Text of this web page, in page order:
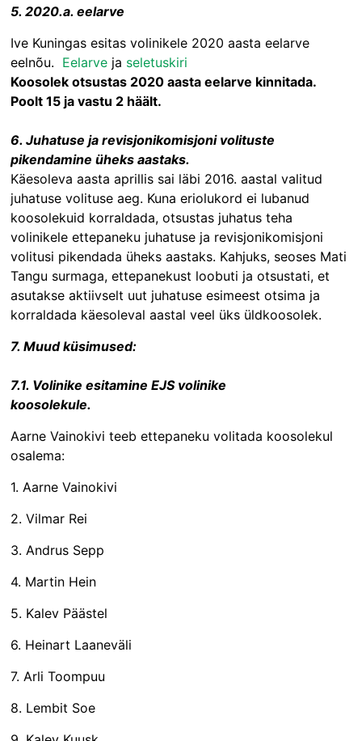
5. 2020.a. eelarve
Ive Kuningas esitas volinikele 2020 aasta eelarve
eelnõu. Eelarve ja seletuskiri
Koosolek otsustas 2020 aasta eelarve kinnitada.
Poolt 15 ja vastu 2 häält.
6. Juhatuse ja revisjonikomisjoni volituste
pikendamine üheks aastaks.
Käesoleva aasta aprillis sai läbi 2016. aastal valitud
juhatuse volituse aeg. Kuna eriolukord ei lubanud
koosolekuid korraldada, otsustas juhatus teha
volinikele ettepaneku juhatuse ja revisjonikomisjoni
volitusi pikendada üheks aastaks. Kahjuks, seoses Mati
Tangu surmaga, ettepanekust loobuti ja otsustati, et
asutakse aktiivselt uut juhatuse esimeest otsima ja
korraldada käesoleval aastal veel üks üldkoosolek.
7. Muud küsimused:
7.1. Volinike esitamine EJS volinike
koosolekule.
Aarne Vainokivi teeb ettepaneku volitada koosolekul
osalema:
1. Aarne Vainokivi
2. Vilmar Rei
3. Andrus Sepp
4. Martin Hein
5. Kalev Päästel
6. Heinart Laaneväli
7. Arli Toompuu
8. Lembit Soe